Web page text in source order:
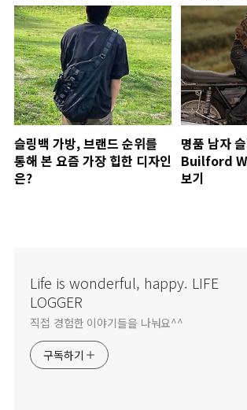
슬링백 가방, 브랜드 순위를
통해 본 요즘 가장 힙한 디자인
은?
명품 남자
Builford
보기
Life is wonderful, happy. LIFE
LOGGER
직접 경험한 이야기들을 나눠요^^
구독하기